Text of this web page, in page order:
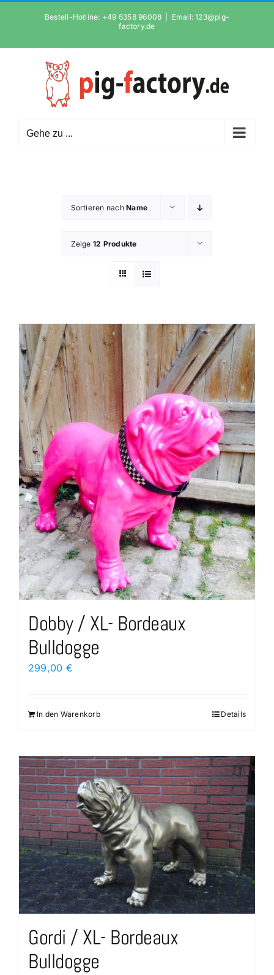
Bestell-Hotline: +49 6358 96008
Email: 123@pig-
factory.de
Gehe zu ...
Sortieren nachName
Zeige 12 Produkte
Dobby / XL- Bordeaux
Bulldogge
299,00 €
In den Warenkorb Details
Gordi / XL- Bordeaux
Bulldogge